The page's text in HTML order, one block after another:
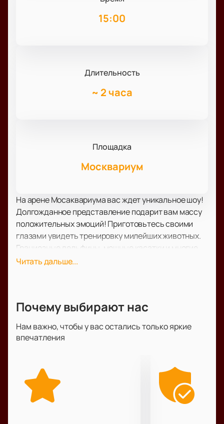
15:00
Длительность
~ 2 часа
Площадка
Москвариум
На арене Мосаквариума вас ждет уникальное шоу!
Долгожданное представление подарит вам массу
положительных эмоций! Приготовьтесь своими
глазами увидеть тренировку милейших животных.
Грациозные дельфины, мощные касатки и многие
другие животные будут ждать вас.
эмоции и погрузят в подводный мир.
сделали это представление одним из самых
кассовых и запоминающихся. Спешите увидеть его
Читать дальше...
Почему выбирают нас
Нам важно, чтобы у вас остались только яркие
впечатления